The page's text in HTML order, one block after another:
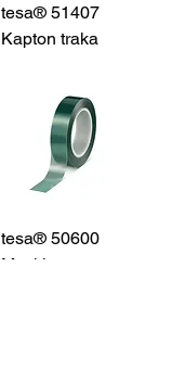
tesa® 51407
Kapton traka
tesa® 50600
Maskirna